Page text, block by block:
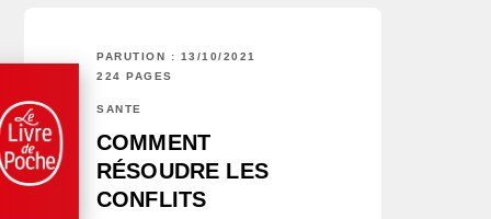
PARUTION : 13/10/2021
224 PAGES
SANTÉ
COMMENT
RÉSOUDRE LES
CONFLITS